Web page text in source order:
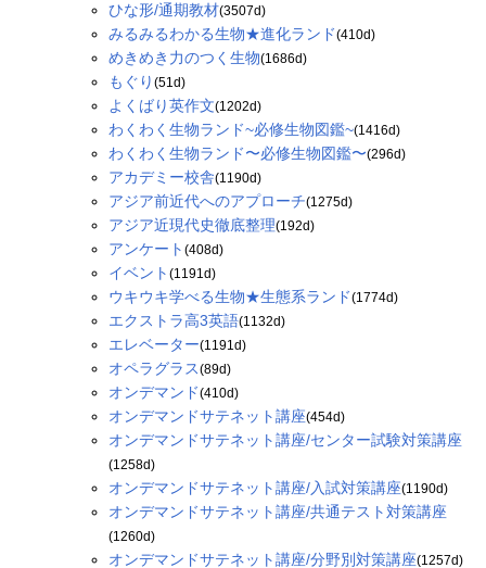
ひな形/通期教材(3507d)
みるみるわかる生物★進化ランド(410d)
めきめき力のつく生物(1686d)
もぐり (51d)
よくばり英作文(1202d)
わくわく生物ランド~必修生物図鑑~(1416d)
わくわく生物ランド〜必修生物図鑑〜(296d)
アカデミー校舎(1190d)
アジア前近代へのアプローチ(1275d)
アジア近現代史徹底整理(192d)
アンケート (408d)
イベント (1191d)
ウキウキ学べる生物★生態系ランド(1774d)
エクストラ高3英語(1132d)
エレベーター(1191d)
オペラグラス(89d)
オンデマンド(410d)
オンデマンドサテネット講座(454d)
オンデマンドサテネット講座/センター試験対策講座
(1258d)
オンデマンドサテネット講座/入試対策講座(1190d)
オンデマンドサテネット講座/共通テスト対策講座
(1260d)
オンデマンドサテネット講座/分野別対策講座(1257d)